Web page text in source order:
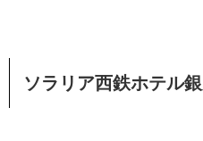
ソラリア西鉄ホテル